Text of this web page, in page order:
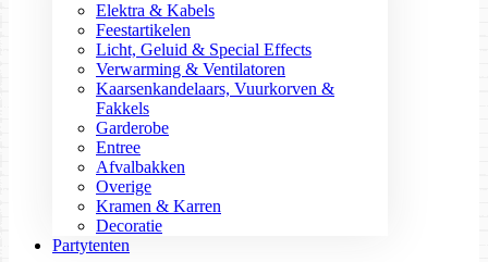
Elektra & Kabels
Feestartikelen
Licht, Geluid & Special Effects
Verwarming & Ventilatoren
Kaarsenkandelaars, Vuurkorven &
Fakkels
Garderobe
Entree
Afvalbakken
Overige
Kramen & Karren
Decoratie
Partytenten